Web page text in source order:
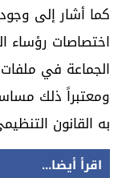
كما أشار إلى
اختصاصات رؤساء
الجماعة في
ومعتبراً ذلك
به القانون
اقرأ أيضا...